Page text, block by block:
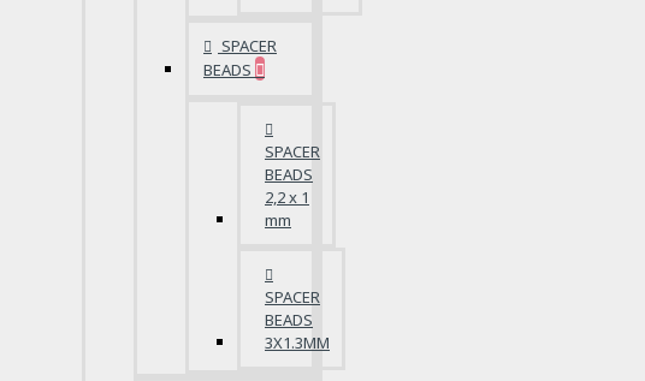
SPACER
BEADS
SPACER
BEADS
2,2 x 1
mm
SPACER
BEADS
3X1.3MM